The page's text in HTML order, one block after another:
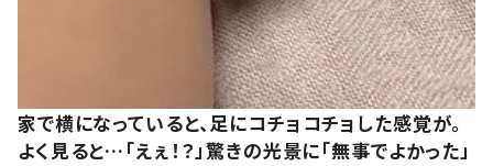
家で横になっていると、足にコチョコチョした感覚が。
よく見ると…「えぇ！？」驚きの光景に「無事でよかった」